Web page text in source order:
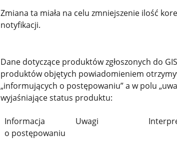
Zmiana ta miała na celu zmniejszenie ilość
notyfikacji.
Dane dotyczące produktów zgłoszonych do
produktów objętych powiadomieniem
„informujących o postępowaniu” a w polu
wyjaśniające status produktu:
Informacja
o postępowaniu
Uwagi